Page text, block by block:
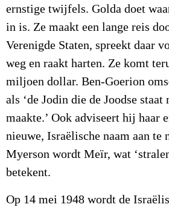
ernstige twijfels. Golda doet
in is. Ze maakt een lange reis
Verenigde Staten, spreekt daar
weg en raakt harten. Ze komt
miljoen dollar. Ben-Goerion
als ‘de Jodin die de Joodse
maakte.’ Ook adviseert hij haar
nieuwe, Israëlische naam aan te
Myerson wordt Meïr, wat
betekent.
Op 14 mei 1948 wordt de